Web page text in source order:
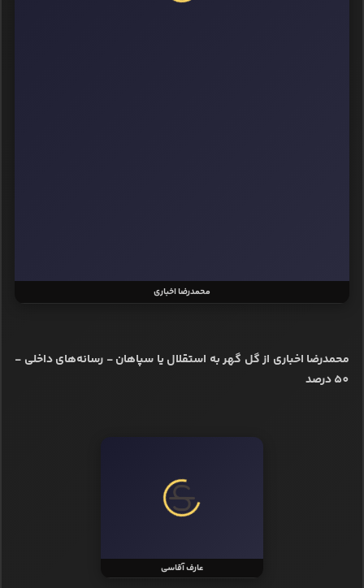
محمدرضا اخباری
محمدرضا اخباری از گل گهر به استقلال یا سپاهان - رسانه‌های داخلی -
50 درصد